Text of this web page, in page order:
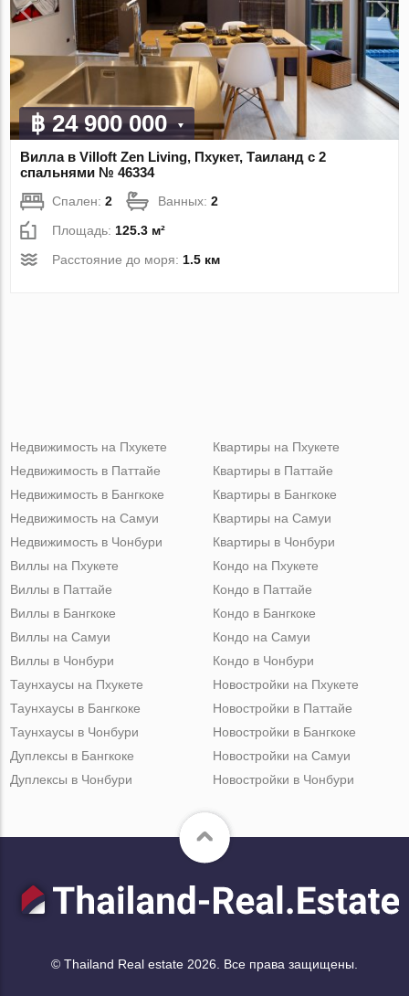
฿ 24 900 000
Вилла в Villoft Zen Living, Пхукет, Таиланд с 2
спальнями № 46334
Спален:2 Ванных:2
Площадь:125.3 м²
Расстояние до моря:1.5 км
Недвижимость на Пхукете
Недвижимость в Паттайе
Недвижимость в Бангкоке
Недвижимость на Самуи
Недвижимость в Чонбури
Квартиры на Пхукете
Квартиры в Паттайе
Квартиры в Бангкоке
Квартиры на Самуи
Квартиры в Чонбури
Виллы на Пхукете
Виллы в Паттайе
Виллы в Бангкоке
Виллы на Самуи
Виллы в Чонбури
Кондо на Пхукете
Кондо в Паттайе
Кондо в Бангкоке
Кондо на Самуи
Кондо в Чонбури
Таунхаусы на Пхукете
Таунхаусы в Бангкоке
Таунхаусы в Чонбури
Дуплексы в Бангкоке
Дуплексы в Чонбури
Новостройки на Пхукете
Новостройки в Паттайе
Новостройки в Бангкоке
Новостройки на Самуи
Новостройки в Чонбури
© Thailand Real estate 2026. Все права защищены.